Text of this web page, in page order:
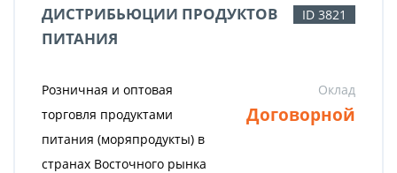
ДИСТРИБЬЮЦИИ ПРОДУКТОВ
ПИТАНИЯ
ID 3821
Розничная и оптовая
торговля продуктами
питания (моряпродукты) в
странах Восточного рынка
Оклад
Договорной